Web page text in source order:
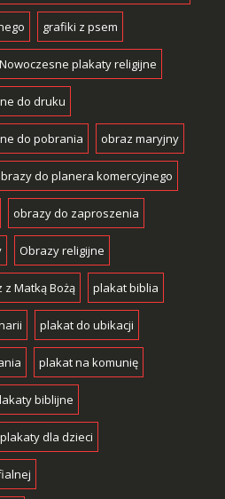
grafiki z psem
Nowoczesne plakaty religijne
do druku
do pobrania obraz maryjny
do planera komercyjnego
obrazy do zaproszenia
Obrazy religijne
z Matką Bożą plakat biblia
plakat do ubikacji
plakat na komunię
biblijne
plakaty dla dzieci